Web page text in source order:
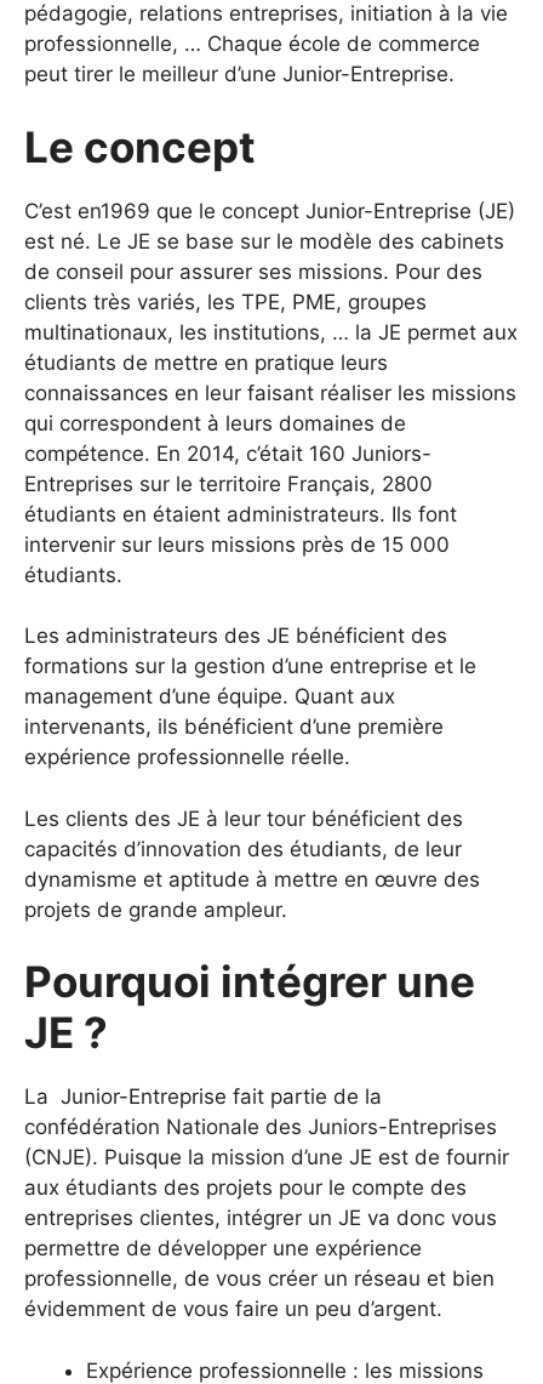
pédagogie, relations entreprises, initiation à la vie
professionnelle, … Chaque école de commerce
peut tirer le meilleur d’une Junior-Entreprise.
Le concept
C’est en1969 que le concept Junior-Entreprise (JE)
est né. Le JE se base sur le modèle des cabinets
de conseil pour assurer ses missions. Pour des
clients très variés, les TPE, PME, groupes
multinationaux, les institutions, … la JE permet aux
étudiants de mettre en pratique leurs
connaissances en leur faisant réaliser les missions
qui correspondent à leurs domaines de
compétence. En 2014, c’était 160 Juniors-
Entreprises sur le territoire Français, 2800
étudiants en étaient administrateurs. Ils font
intervenir sur leurs missions près de 15 000
étudiants.
Les administrateurs des JE bénéficient des
formations sur la gestion d’une entreprise et le
management d’une équipe. Quant aux
intervenants, ils bénéficient d’une première
expérience professionnelle réelle.
Les clients des JE à leur tour bénéficient des
capacités d’innovation des étudiants, de leur
dynamisme et aptitude à mettre en œuvre des
projets de grande ampleur.
Pourquoi intégrer une
JE ?
La Junior-Entreprise fait partie de la
confédération Nationale des Juniors-Entreprises
(CNJE). Puisque la mission d’une JE est de fournir
aux étudiants des projets pour le compte des
entreprises clientes, intégrer un JE va donc vous
permettre de développer une expérience
professionnelle, de vous créer un réseau et bien
évidemment de vous faire un peu d’argent.
Expérience professionnelle : les missions